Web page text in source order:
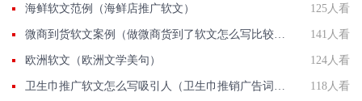
海鲜软文范例（海鲜店推广软文） 125人看
微商到货软文案例（做微商货到了软文怎么写比较好） 141人看
欧洲软文（欧洲文学美句） 124人看
卫生巾推广软文怎么写吸引人（卫生巾推销广告词长篇） 118人看